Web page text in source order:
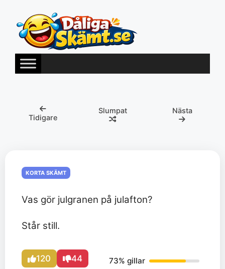
innehåll
Tidigare
Slumpat Nästa
KORTA SKÄMT
Vas gör julgranen på julafton?
Står still.
120 44 73% gillar